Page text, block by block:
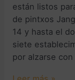
están listos
de pintxos
14 y hasta el
siete
por alzarse